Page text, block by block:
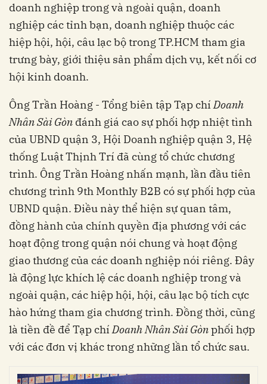
doanh nghiệp trong và ngoài quận, doanh
nghiệp các tỉnh bạn, doanh nghiệp thuộc các
hiệp hội, hội, câu lạc bộ trong TP.HCM tham gia
trưng bày, giới thiệu sản phẩm dịch vụ, kết nối cơ
hội kinh doanh.
Ông Trần Hoàng - Tổng biên tập Tạp chíDoanh
Nhân Sài Gòn đánh giá cao sự phối hợp nhiệt tình
của UBND quận 3, Hội Doanh nghiệp quận 3, Hệ
thống Luật Thịnh Trí đã cùng tổ chức chương
trình. Ông Trần Hoàng nhấn mạnh, lần đầu tiên
chương trình 9th Monthly B2B có sự phối hợp của
UBND quận. Điều này thể hiện sự quan tâm,
đồng hành của chính quyền địa phương với các
hoạt động trong quận nói chung và hoạt động
giao thương của các doanh nghiệp nói riêng. Đây
là động lực khích lệ các doanh nghiệp trong và
ngoài quận, các hiệp hội, hội, câu lạc bộ tích cực
hào hứng tham gia chương trình. Đồng thời, cũng
là tiền đề để Tạp chíDoanh Nhân Sài Gònphối hợp
với các đơn vị khác trong những lần tổ chức sau.